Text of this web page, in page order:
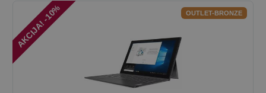
AKCIJA! -10% OUTLET-BRONZE